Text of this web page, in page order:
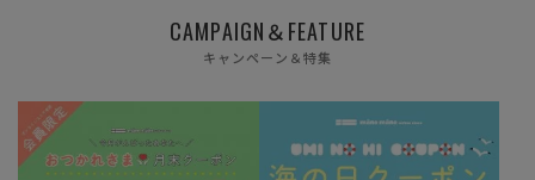
CAMPAIGN＆FEATURE
キャンペーン＆特集